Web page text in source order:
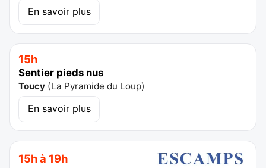
En savoir plus
15h
Sentier pieds nus
Toucy (La Pyramide du Loup)
En savoir plus
15h à 19h